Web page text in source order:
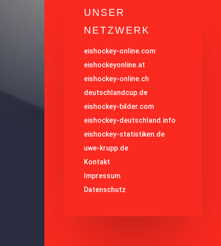
UNSER
NETZWERK
eishockey-online.com
eishockeyonline.at
eishockey-online.ch
deutschlandcup.de
eishockey-bilder.com
eishockey-deutschland.info
eishockey-statistiken.de
uwe-krupp.de
Kontakt
Impressum
Datenschutz